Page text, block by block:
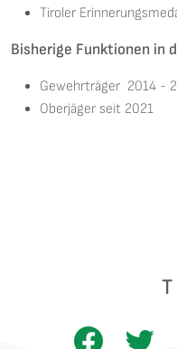
Tiroler
Bisherige Funktionen in
Gewehrträger 2014 -
Oberjäger seit 2021